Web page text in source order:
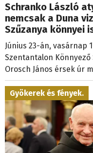
Schranko László
nemcsak a Duna
Szűzanya könnyei
Június 23-án, vasárnap
Szentantalon Könnyező
Orosch János érsek úr
Gyökerek és fények.